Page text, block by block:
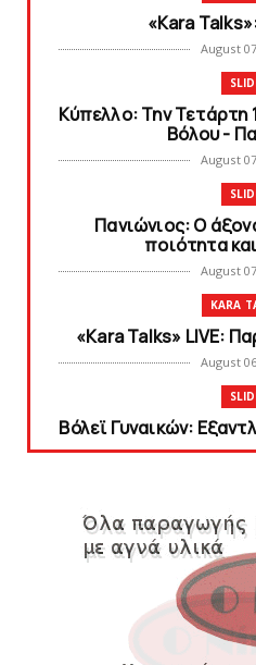
«Kara
August
Κύπελλο: Την Τετάρτη
Βόλου -
August
Πανιώνιος: O
ποιότητα
August
KARA
«Kara Talks» LIVE:
August
Bόλεϊ Γυναικών:
για τη
Στην AEΛ ο
August
Πανιώνιoς: Tο
φιλανθρωπικό